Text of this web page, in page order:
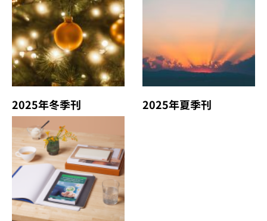
2025年冬季刊 2025年夏季刊